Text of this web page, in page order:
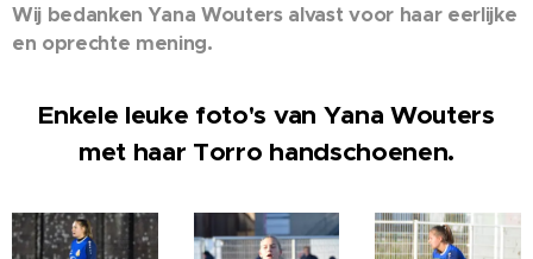
Wij bedanken Yana Wouters alvast voor haar eerlijke
en oprechte mening.
Enkele leuke foto's van Yana Wouters
met haar Torro handschoenen.